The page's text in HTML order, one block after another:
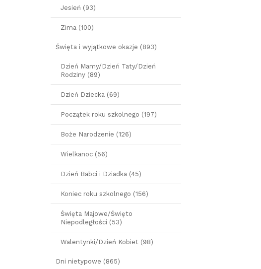
Jesień (93)
Zima (100)
Święta i wyjątkowe okazje (893)
Dzień Mamy/Dzień Taty/Dzień
Rodziny (89)
Dzień Dziecka (69)
Początek roku szkolnego (197)
Boże Narodzenie (126)
Wielkanoc (56)
Dzień Babci i Dziadka (45)
Koniec roku szkolnego (156)
Święta Majowe/Święto
Niepodległości (53)
Walentynki/Dzień Kobiet (98)
Dni nietypowe (865)